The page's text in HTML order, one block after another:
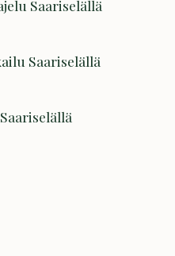
Saariselällä
Saariselällä